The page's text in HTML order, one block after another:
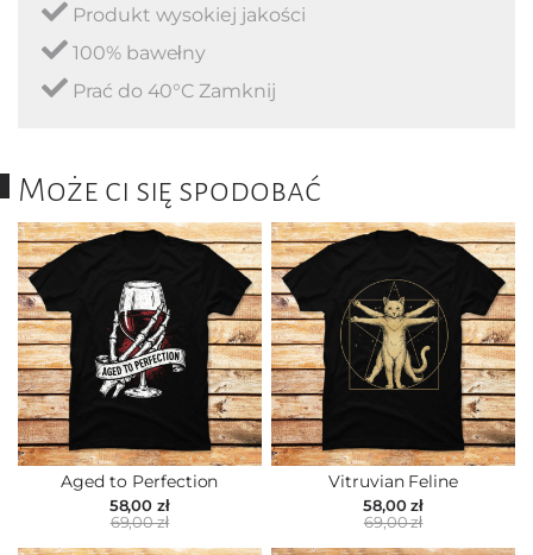
Produkt wysokiej jakości
100% bawełny
Prać do 40°C Zamknij
Może ci się spodobać
Aged to Perfection
58,00 zł
69,00 zł
Vitruvian Feline
58,00 zł
69,00 zł